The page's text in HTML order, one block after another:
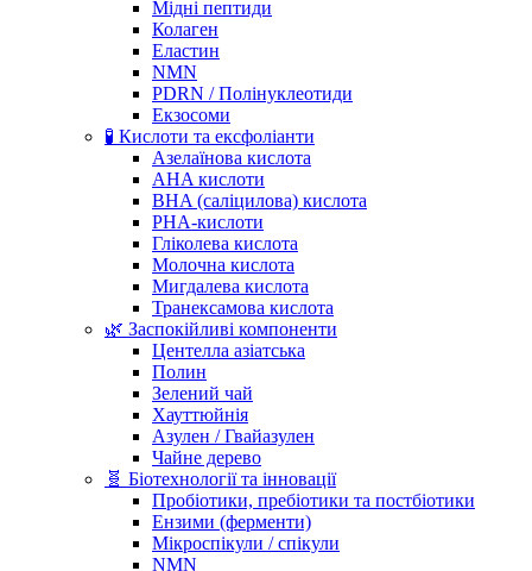
Мідні пептиди
Колаген
Еластин
NMN
PDRN / Полінуклеотиди
Екзосоми
🧪 Кислоти та ексфоліанти
Азелаїнова кислота
AHA кислоти
BHA (саліцилова) кислота
PHA-кислоти
Гліколева кислота
Молочна кислота
Мигдалева кислота
Транексамова кислота
🌿 Заспокійливі компоненти
Центелла азіатська
Полин
Зелений чай
Хауттюйнія
Азулен / Гвайазулен
Чайне дерево
🧬 Біотехнології та інновації
Пробіотики, пребіотики та постбіотики
Ензими (ферменти)
Мікроспікули / спікули
NMN